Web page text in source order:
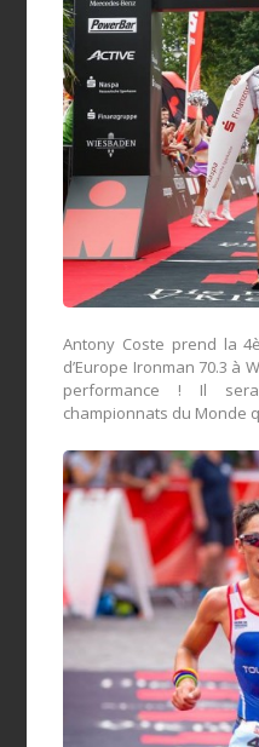
Antony Coste prend la
d’Europe Ironman 70.3 à
performance ! Il
championnats du Monde